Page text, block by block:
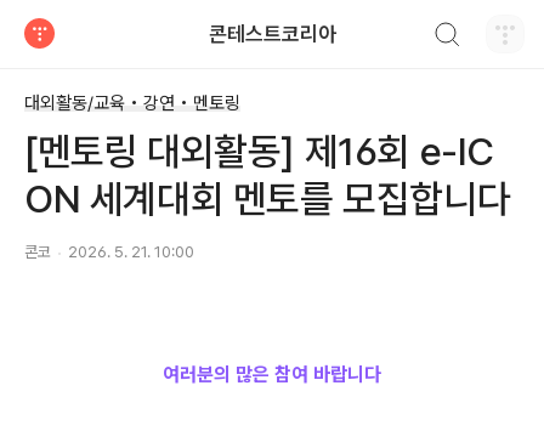
콘테스트코리아
대외활동/교육 • 강연 • 멘토링
[멘토링 대외활동] 제16회 e-IC
ON 세계대회 멘토를 모집합니다
콘코 2026. 5. 21. 10:00
여러분의 많은 참여 바랍니다